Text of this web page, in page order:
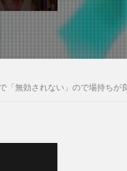
「無効されない」ので場持ちが